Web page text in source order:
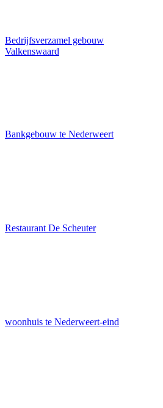
Bedrijfsverzamel gebouw
Valkenswaard
Bankgebouw te Nederweert
Restaurant De Scheuter
woonhuis te Nederweert-eind